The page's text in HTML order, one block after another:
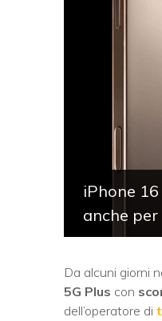
iPhone
anche
Da alcuni giorni
5G Plus con
dell’operatore di